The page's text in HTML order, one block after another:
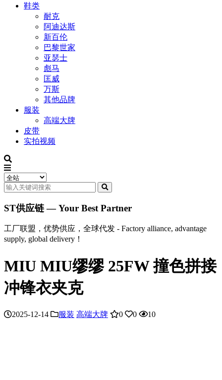
鞋类
耐克
阿迪达斯
新百伦
巴黎世家
亚瑟士
彪马
匡威
万斯
其他品牌
服装
高端大牌
皮带
实拍视频
ST供应链 — Your Best Partner
工厂联盟，优势供应，全球代发 - Factory alliance, advantage
supply, global delivery！
MIU MIU缪缪 25FW 撞色拼接
冲锋衣夹克
2025-12-14 服装 高端大牌 0 0 10